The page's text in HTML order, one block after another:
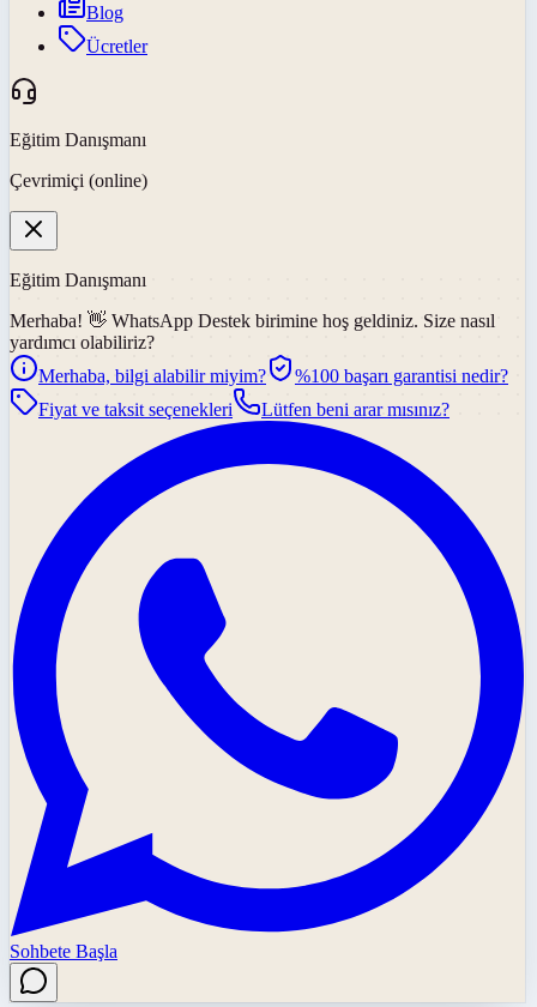
Blog
Ücretler
Eğitim Danışmanı
Çevrimiçi (online)
Eğitim Danışmanı
Merhaba! 👋 WhatsApp Destek birimine hoş geldiniz. Size nasıl
yardımcı olabiliriz?
Merhaba, bilgi alabilir miyim?
%100 başarı garantisi nedir?
Fiyat ve taksit seçenekleri
Lütfen beni arar mısınız?
Sohbete Başla